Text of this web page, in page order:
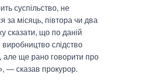
суспільство, не
за місяць, півтора чи два
сказати, що по даній
виробництво слідство
але ще рано говорити про
— сказав прокурор.